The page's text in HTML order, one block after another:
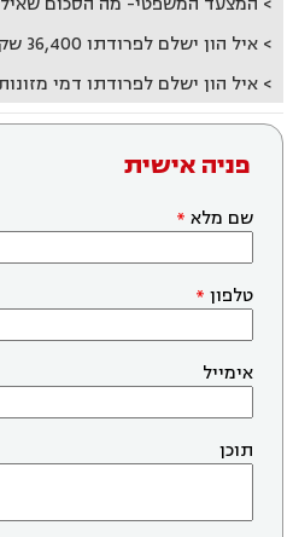
איל הון ישלם לפרודתו 36,400 שקל בחודש (mako)
איל הון ישלם לפרודתו דמי מזונות
פניה אישית
שם מלא
טלפון
אימייל
תוכן